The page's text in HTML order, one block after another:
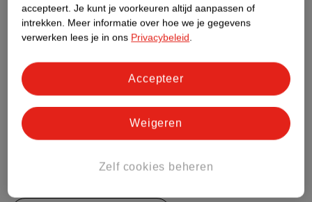
Nature Impact Score
Dit product heeft (nog) geen Nature
Meer informatie
Bestel & Bezorginformatie
accepteert. Je kunt je voorkeuren altijd aanpassen of
intrekken. Meer informatie over hoe we je gegevens
verwerken lees je in ons Privacybeleid.
Zelf cookies beheren
Weigeren
Accepteer